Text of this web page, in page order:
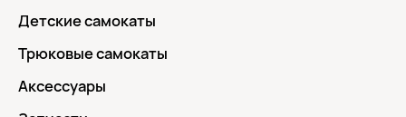
Детские самокаты
Трюковые самокаты
Аксессуары